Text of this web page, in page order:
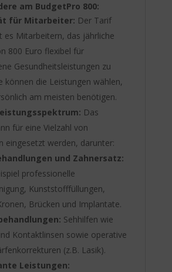
am BudgetPro 800:
für Mitarbeiter: Der Tarif
es Mitarbeitern, das jährliche
800 Euro flexibel für
Gesundheitsleistungen zu
können die Leistungen wählen,
am meisten benötigen.
Das
für eine Vielzahl von
eingesetzt werden, darunter:
und Zahnersatz:
professionelle
Kunststofffüllungen,
Brücken und Implantate.
Sehhilfen wie
Kontaktlinsen sowie operative
(z.B. Lasik).
Leistungen: